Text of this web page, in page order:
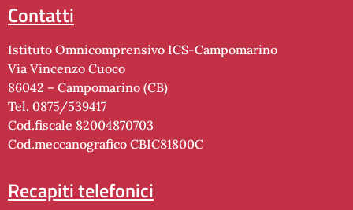
contatti
Istituto Omnicomprensivo ICS-Campomarino
Via Vincenzo Cuoco
86042 – Campomarino (CB)
Tel. 0875/539417
Cod.fiscale 82004870703
Cod.meccanografico CBIC81800C
recapiti telefonici